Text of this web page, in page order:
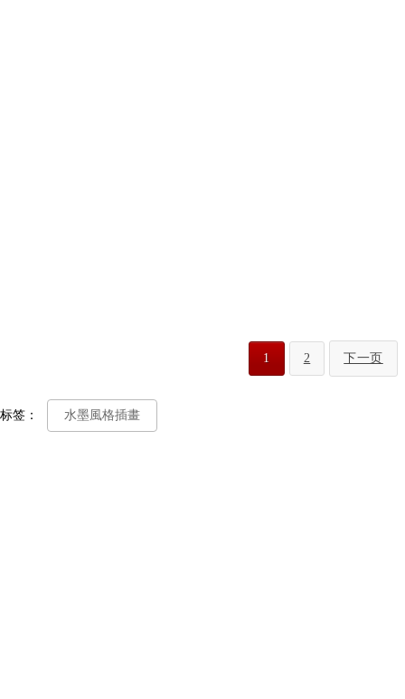
1 2 下一页
标签： 水墨風格插畫